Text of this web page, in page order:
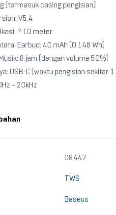
(termasuk casing pengisian)
V5.4
? 10 meter
Earbud: 40 mAh (0.148 Wh)
8 jam (dengan volume 50%)
USB-C (waktu pengisian sekitar
– 20kHz
08447
TWS
Baseus